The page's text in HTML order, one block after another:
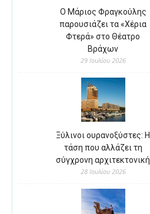
Ο Μάριος Φραγκούλης
παρουσιάζει τα «Χέρια
Φτερά» στο Θέατρο
Βράχων
29 Ιουλίου 2026
Ξύλινοι ουρανοξύστες: Η
τάση που αλλάζει τη
σύγχρονη αρχιτεκτονική
28 Ιουλίου 2026